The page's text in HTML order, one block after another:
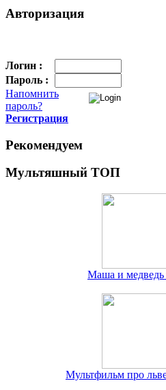
Авторизация
Логин :
Пароль :
Напомнить
пароль?
Регистрация
Рекомендуем
Мультяшный ТОП
Маша и медведь
Мультфильм про